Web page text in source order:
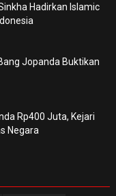
Hadirkan Islamic
Jopanda Buktikan
Rp400 Juta, Kejari
Negara